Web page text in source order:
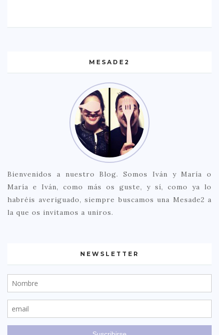
MESADE2
Bienvenidos a nuestro Blog. Somos Iván y María o
María e Iván, como más os guste, y sí, como ya lo
habréis averiguado, siempre buscamos una Mesade2 a
la que os invitamos a uniros.
NEWSLETTER